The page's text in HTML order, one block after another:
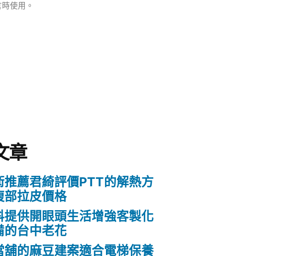
使用。
章
推薦君綺評價PTT的解熱方
部拉皮價格
提供開眼頭生活增強客製化
的台中老花
舖的麻豆建案適合電梯保養